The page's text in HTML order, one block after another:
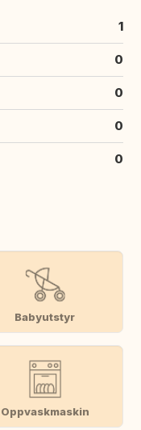
1
0
0
0
0
Babyutstyr
Oppvaskmaskin